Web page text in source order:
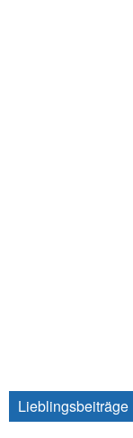
Lieblingsbeiträge